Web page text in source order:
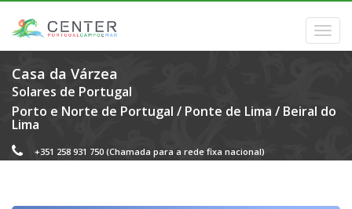
Casa da Várzea
Solares de Portugal
Porto e Norte de Portugal / Ponte de Lima / Beiral do
Lima
+351 258 931 750 (Chamada para a rede fixa nacional)